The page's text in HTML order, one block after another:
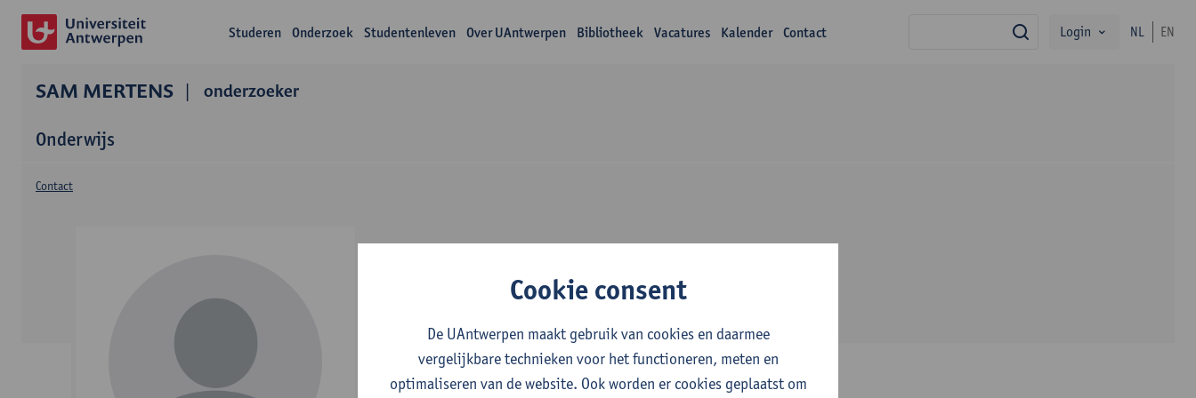
Studeren Onderzoek Studentenleven Over UAntwerpen Bibliotheek Vacatures Kalender Contact zoekLogin NL EN
SAM MERTENS onderzoeker
Onderwijs
Over Sam Mertens
Contact
Cookie consent
De UAntwerpen maakt gebruik van cookies en daarmee
vergelijkbare technieken voor het functioneren, meten en
optimaliseren van de website. Ook worden er cookies geplaatst om